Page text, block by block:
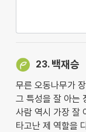
23. 백재승
무른 오동나무가
그 특성을 잘 아는
사람 역시 가장 잘
타고난 제 역할을